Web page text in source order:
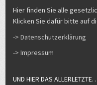
Hier finden Sie alle
Klicken Sie dafür bitte auf
-> Datenschutzerklärung
-> Impressum
UND HIER DAS